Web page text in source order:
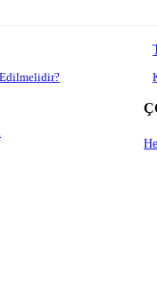
Edilmelidir?